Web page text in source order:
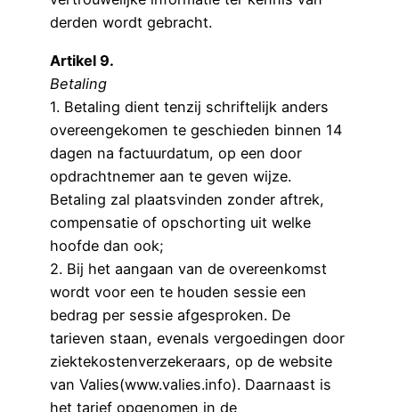
derden wordt gebracht.
Artikel 9.
Betaling
1. Betaling dient tenzij schriftelijk anders
overeengekomen te geschieden binnen 14
dagen na factuurdatum, op een door
opdrachtnemer aan te geven wijze.
Betaling zal plaatsvinden zonder aftrek,
compensatie of opschorting uit welke
hoofde dan ook;
2. Bij het aangaan van de overeenkomst
wordt voor een te houden sessie een
bedrag per sessie afgesproken. De
tarieven staan, evenals vergoedingen door
ziektekostenverzekeraars, op de website
van Valies(www.valies.info). Daarnaast is
het tarief opgenomen in de